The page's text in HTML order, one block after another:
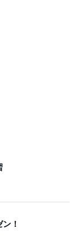
！